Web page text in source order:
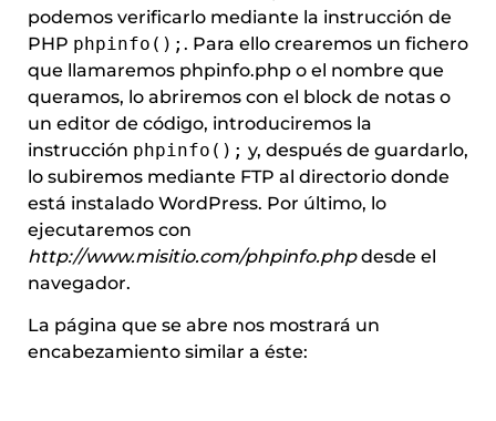
podemos verificarlo mediante la instrucción de
PHP phpinfo(); . Para ello crearemos un fichero
que llamaremos phpinfo.php o el nombre que
queramos, lo abriremos con el block de notas o
un editor de código, introduciremos la
instrucción phpinfo(); y, después de guardarlo,
lo subiremos mediante FTP al directorio donde
está instalado WordPress. Por último, lo
ejecutaremos con
http://www.misitio.com/phpinfo.phpdesde el
navegador.
La página que se abre nos mostrará un
encabezamiento similar a éste: